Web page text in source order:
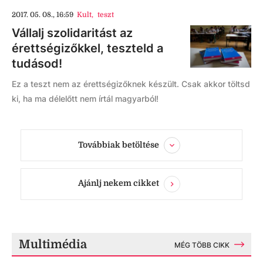
2017. 05. 08., 16:59 Kult, teszt
Vállalj szolidaritást az
érettségizőkkel, teszteld a
tudásod!
Ez a teszt nem az érettségizőknek készült. Csak akkor töltsd
ki, ha ma délelőtt nem írtál magyarból!
Továbbiak betöltése
Ajánlj nekem cikket
Multimédia MÉG TÖBB CIKK